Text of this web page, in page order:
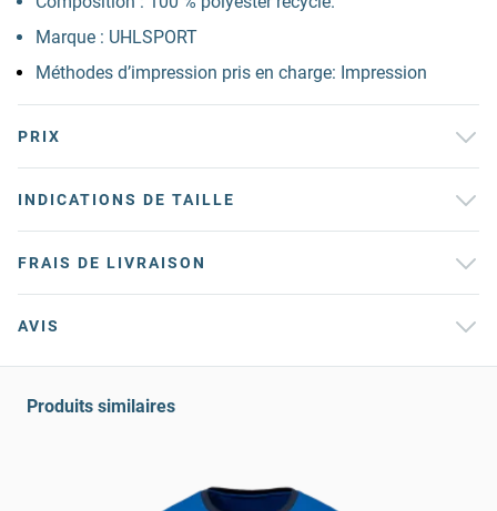
Marque : UHLSPORT
Méthodes d’impression pris en charge: Impression
PRIX
INDICATIONS DE TAILLE
FRAIS DE LIVRAISON
AVIS
Produits similaires